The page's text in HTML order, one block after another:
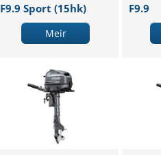
F9.9 Sport (15hk)
Meir
F9.9